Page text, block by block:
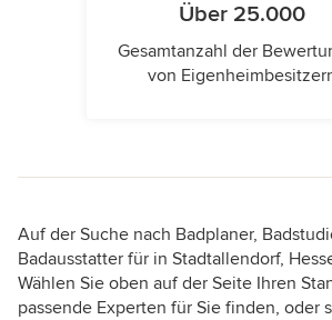
Über 25.000
Gesamtanzahl der
von
Auf der Suche nach Badplaner,
Badausstatter für in Stadtallendorf,
Wählen Sie oben auf der Seite Ihren
passende Experten für Sie finden, oder